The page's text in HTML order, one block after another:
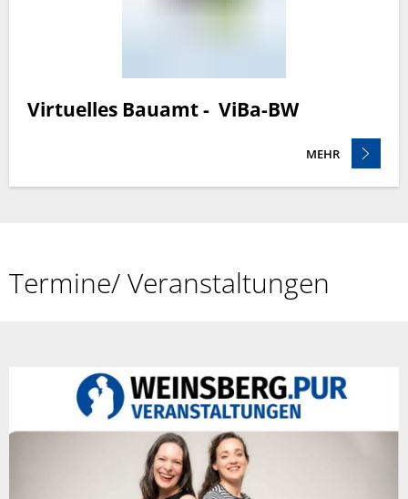
Virtuelles Bauamt - ViBa-BW
MEHR
Termine/ Veranstaltungen